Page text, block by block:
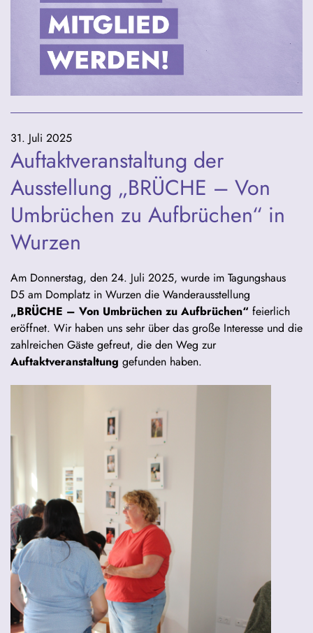
31. Juli 2025
Auftaktveranstaltung der
Ausstellung „BRÜCHE – Von
Umbrüchen zu Aufbrüchen“ in
Wurzen
Am Donnerstag, den 24. Juli 2025, wurde im Tagungshaus
D5 am Domplatz in Wurzen die Wanderausstellung
„BRÜCHE – Von Umbrüchen zu Aufbrüchen“ feierlich
eröffnet. Wir haben uns sehr über das große Interesse und die
zahlreichen Gäste gefreut, die den Weg zur
Auftaktveranstaltung gefunden haben.